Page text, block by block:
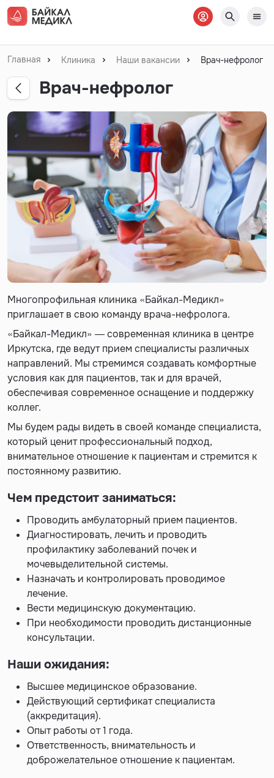
Главная Клиника Наши вакансии Врач-нефролог
Врач-нефролог
Многопрофильная клиника «Байкал-Медикл»
приглашает в свою команду врача-нефролога.
«Байкал-Медикл» — современная клиника в центре
Иркутска, где ведут прием специалисты различных
направлений. Мы стремимся создавать комфортные
условия как для пациентов, так и для врачей,
обеспечивая современное оснащение и поддержку
коллег.
Мы будем рады видеть в своей команде специалиста,
который ценит профессиональный подход,
внимательное отношение к пациентам и стремится к
постоянному развитию.
Чем предстоит заниматься:
Проводить амбулаторный прием пациентов.
Диагностировать, лечить и проводить
профилактику заболеваний почек и
мочевыделительной системы.
Назначать и контролировать проводимое
лечение.
Вести медицинскую документацию.
При необходимости проводить дистанционные
консультации.
Наши ожидания:
Высшее медицинское образование.
Действующий сертификат специалиста
(аккредитация).
Опыт работы от 1 года.
Ответственность, внимательность и
доброжелательное отношение к пациентам.